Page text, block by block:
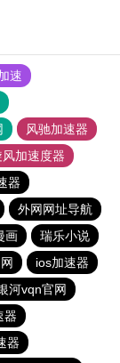
速
风驰加速器
风加速度器
器
外网网址导航
画
瑞乐小说
ios加速器
河vqn官网
器
器